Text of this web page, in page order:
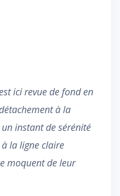
ici revue de fond en
à la
instant de sérénité
la ligne claire
moquent de leur